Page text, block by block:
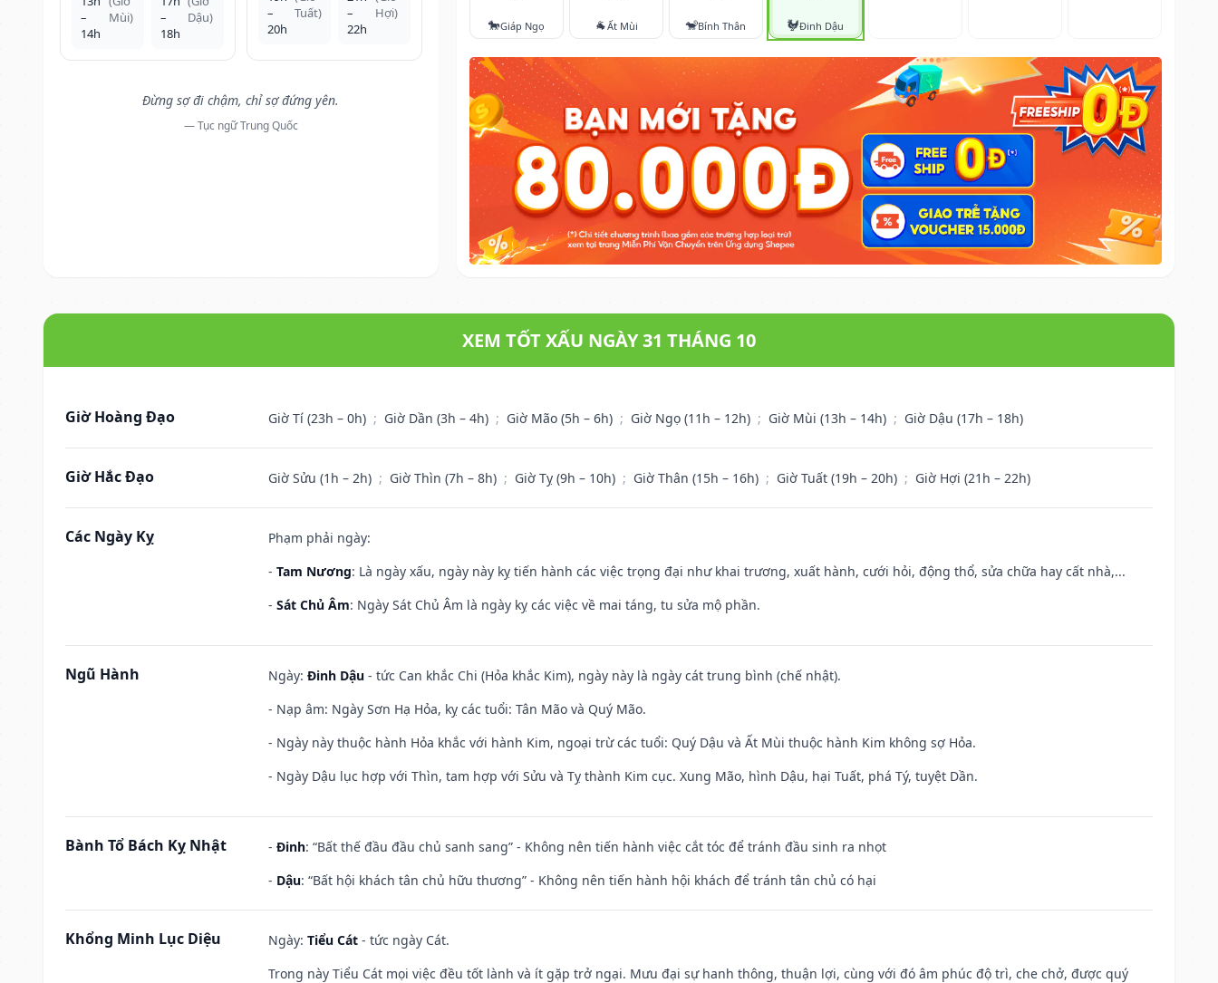
–
14h
Mùi)
–
18h
Dậu)
–
20h
Tuất)
–
22h
Hợi)
Đừng sợ đi chậm, chỉ sợ đứng yên.
— Tục ngữ Trung Quốc
🐎Giáp Ngọ 🐐Ất Mùi 🐒Bính Thân 🐓Đinh Dậu
XEM TỐT XẤU NGÀY 31 THÁNG 10
Giờ Hoàng Đạo Giờ Tí (23h – 0h) ; Giờ Dần (3h – 4h) ; Giờ Mão (5h – 6h) ; Giờ Ngọ (11h – 12h) ; Giờ Mùi (13h – 14h) ; Giờ Dậu (17h – 18h)
Giờ Hắc Đạo Giờ Sửu (1h – 2h) ; Giờ Thìn (7h – 8h) ; Giờ Tỵ (9h – 10h) ; Giờ Thân (15h – 16h) ; Giờ Tuất (19h – 20h) ; Giờ Hợi (21h – 22h)
Các Ngày Kỵ
Phạm phải ngày:
- Tam Nương: Là ngày xấu, ngày này kỵ tiến hành các việc trọng đại như khai trương, xuất hành, cưới hỏi, động thổ, sửa chữa hay cất nhà,...
- Sát Chủ Âm: Ngày Sát Chủ Âm là ngày kỵ các việc về mai táng, tu sửa mộ phần.
Ngũ Hành Ngày: Đinh Dậu - tức Can khắc Chi (Hỏa khắc Kim), ngày này là ngày cát trung bình (chế nhật).
- Nạp âm: Ngày Sơn Hạ Hỏa, kỵ các tuổi: Tân Mão và Quý Mão.
- Ngày này thuộc hành Hỏa khắc với hành Kim, ngoại trừ các tuổi: Quý Dậu và Ất Mùi thuộc hành Kim không sợ Hỏa.
- Ngày Dậu lục hợp với Thìn, tam hợp với Sửu và Tỵ thành Kim cục. Xung Mão, hình Dậu, hại Tuất, phá Tý, tuyệt Dần.
Bành Tổ Bách Kỵ Nhật - Đinh: “Bất thế đầu đầu chủ sanh sang” - Không nên tiến hành việc cắt tóc để tránh đầu sinh ra nhọt
- Dậu: “Bất hội khách tân chủ hữu thương” - Không nên tiến hành hội khách để tránh tân chủ có hại
Khổng Minh Lục Diệu Ngày: Tiểu Cát - tức ngày Cát.
Trong này Tiểu Cát mọi việc đều tốt lành và ít gặp trở ngại. Mưu đại sự hanh thông, thuận lợi, cùng với đó âm phúc độ trì, che chở, được quý